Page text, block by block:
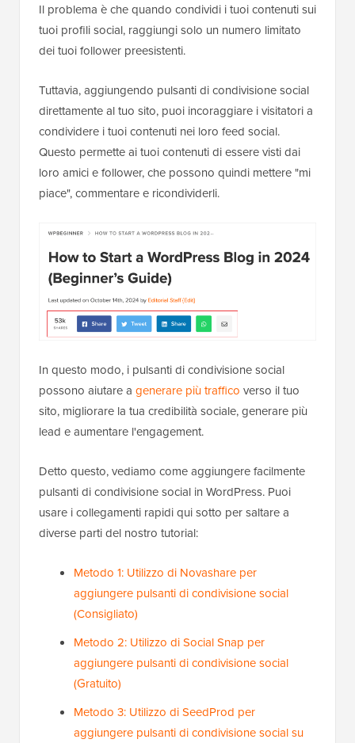
Il problema è che quando condividi i tuoi contenuti sui
tuoi profili social, raggiungi solo un numero limitato
dei tuoi follower preesistenti.
Tuttavia, aggiungendo pulsanti di condivisione social
direttamente al tuo sito, puoi incoraggiare i visitatori a
condividere i tuoi contenuti nei loro feed social.
Questo permette ai tuoi contenuti di essere visti dai
loro amici e follower, che possono quindi mettere "mi
piace", commentare e ricondividerli.
In questo modo, i pulsanti di condivisione social
possono aiutare a generare più traffico verso il tuo
sito, migliorare la tua credibilità sociale, generare più
lead e aumentare l'engagement.
Detto questo, vediamo come aggiungere facilmente
pulsanti di condivisione social in WordPress. Puoi
usare i collegamenti rapidi qui sotto per saltare a
diverse parti del nostro tutorial:
Metodo 1: Utilizzo di Novashare per
aggiungere pulsanti di condivisione social
(Consigliato)
Metodo 2: Utilizzo di Social Snap per
aggiungere pulsanti di condivisione social
(Gratuito)
Metodo 3: Utilizzo di SeedProd per
aggiungere pulsanti di condivisione social su